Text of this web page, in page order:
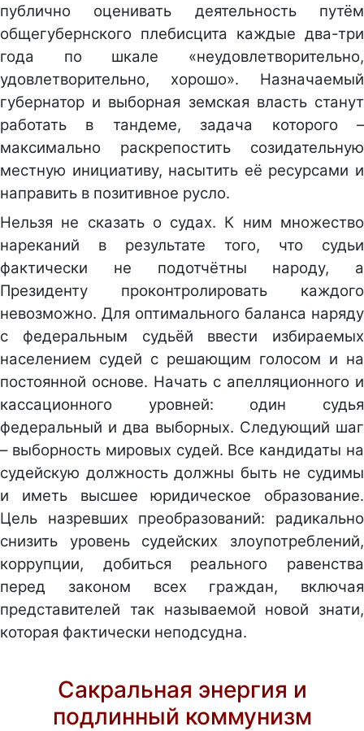
публично оценивать деятельность путём
общегубернского плебисцита каждые два-три
года по шкале «неудовлетворительно,
удовлетворительно, хорошо». Назначаемый
губернатор и выборная земская власть станут
работать в тандеме, задача которого –
максимально раскрепостить созидательную
местную инициативу, насытить её ресурсами и
направить в позитивное русло.
Нельзя не сказать о судах. К ним множество
нареканий в результате того, что судьи
фактически не подотчётны народу, а
Президенту проконтролировать каждого
невозможно. Для оптимального баланса наряду
с федеральным судьёй ввести избираемых
населением судей с решающим голосом и на
постоянной основе. Начать с апелляционного и
кассационного уровней: один судья
федеральный и два выборных. Следующий шаг
– выборность мировых судей. Все кандидаты на
судейскую должность должны быть не судимы
и иметь высшее юридическое образование.
Цель назревших преобразований: радикально
снизить уровень судейских злоупотреблений,
коррупции, добиться реального равенства
перед законом всех граждан, включая
представителей так называемой новой знати,
которая фактически неподсудна.
Сакральная энергия и
подлинный коммунизм